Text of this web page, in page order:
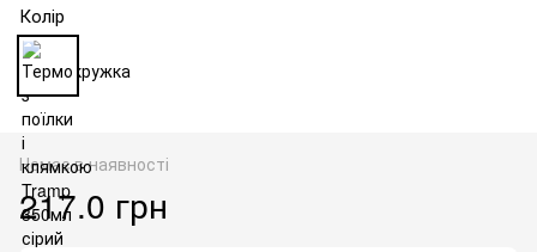
Колір
Немає в наявності
217.0 грн